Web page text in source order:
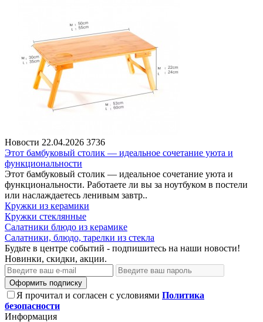
Новости 22.04.2026 3736
Этот бамбуковый столик — идеальное сочетание уюта и
функциональности
Этот бамбуковый столик — идеальное сочетание уюта и
функциональности. Работаете ли вы за ноутбуком в постели
или наслаждаетесь ленивым завтр..
Кружки из керамики
Кружки стеклянные
Салатники блюдо из керамике
Салатники, блюдо, тарелки из стекла
Будьте в центре событий - подпишитесь на наши новости!
Новинки, скидки, акции.
Оформить подписку
Я прочитал и согласен с условиями Политика
безопасности
Информация